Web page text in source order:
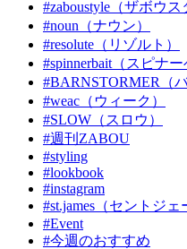
#zaboustyle（ザボウス
#noun（ナウン）
#resolute（リゾルト）
#spinnerbait（スピナー
#BARNSTORMER（
#weac（ウィーク）
#SLOW（スロウ）
#週刊ZABOU
#styling
#lookbook
#instagram
#st.james（セントジェ
#Event
#今週のおすすめ